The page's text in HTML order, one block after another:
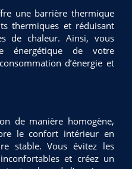
une barrière thermique
thermiques et réduisant
de chaleur. Ainsi, vous
énergétique de votre
d’énergie et
de manière homogène,
le confort intérieur en
stable. Vous évitez les
et créez un